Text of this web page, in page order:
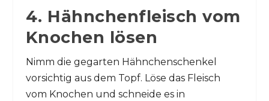
4. Hähnchenfleisch vom
Knochen lösen
Nimm die gegarten Hähnchenschenkel
vorsichtig aus dem Topf. Löse das Fleisch
vom Knochen und schneide es in